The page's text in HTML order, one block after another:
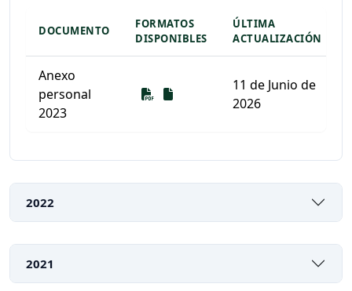
DOCUMENTO
FORMATOS
DISPONIBLES
ÚLTIMA
ACTUALIZACIÓN
Anexo
personal
2023
Descarga
Descarga
11 de Junio de
2026
2022
2021